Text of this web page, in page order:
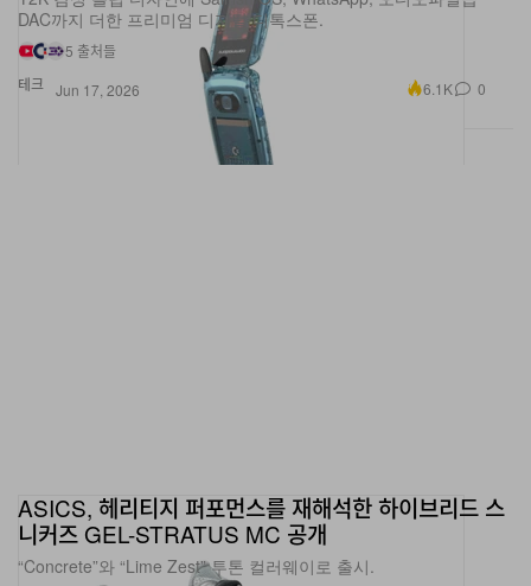
테크
DAC까지 더한 프리미엄 디지털 디톡스폰.
5 출처들
Jun 17, 2026
6.1K 0
ASICS, 헤리티지 퍼포먼스를 재해석한 하이브리드 스
니커즈 GEL-STRATUS MC 공개
“Concrete”와 “Lime Zest” 투톤 컬러웨이로 출시.